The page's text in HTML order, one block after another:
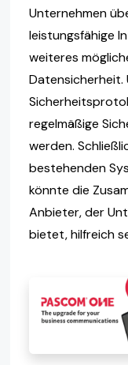
Unternehmen
leistungsfähige
weiteres
Datensicherheit.
regelmäßige
werden.
bestehenden
könnte die
Anbieter, der
bietet, hilfreich